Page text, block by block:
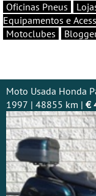
Oficinas Pneus
Equipamentos e
Motoclubes
Moto Usada Honda
1997 | 48855 km | €